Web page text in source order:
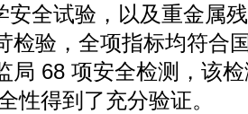
安全试验，以及重金属
检验，全项指标均符合
局 68 项安全检测，该
性得到了充分验证。